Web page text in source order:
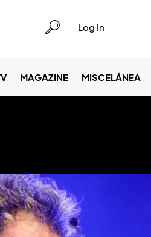
Log In
MAGAZINE MISCELÁNEA